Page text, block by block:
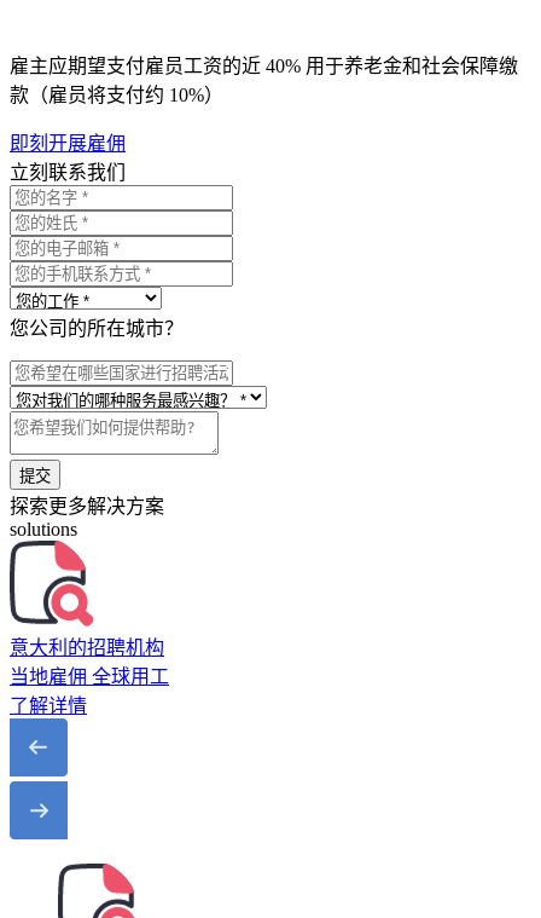
雇主应期望支付雇员工资的近 40% 用于养老金和社会保障缴
款（雇员将支付约 10%）
即刻开展雇佣
立刻联系我们
您公司的所在城市？
提交
探索更多解决方案
solutions
意大利的招聘机构
当地雇佣 全球用工
了解详情